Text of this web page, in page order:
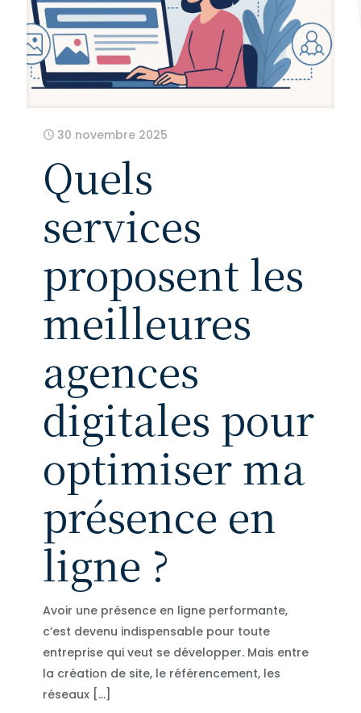
30 novembre 2025
Quels
services
proposent les
meilleures
agences
digitales pour
optimiser ma
présence en
ligne ?
Avoir une présence en ligne performante,
c’est devenu indispensable pour toute
entreprise qui veut se développer. Mais entre
la création de site, le référencement, les
réseaux […]